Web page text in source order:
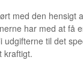
med den hensigt
har med at få
udgifterne til det
kraftigt.